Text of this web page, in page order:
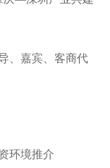
、嘉宾、客商代
环境推介